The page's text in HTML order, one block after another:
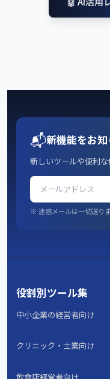
📬新機能をお知
新しいツールや便利
※ 迷惑メールは一切送り
役割別ツール集
中小企業の経営者向け
クリニック・士業向け
飲食店経営者向け